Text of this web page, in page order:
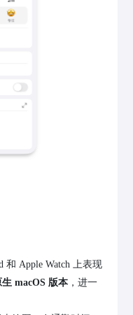
和 Apple Watch 上表现
生 macOS 版本 ，进一